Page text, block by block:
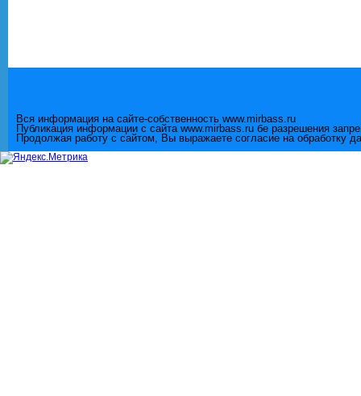
Вся информация на сайте-собственность www.mirbass.ru
Публикация информации с сайта www.mirbass.ru бе разрешения
Продолжая работу с сайтом, Вы выражаете согласие на обработку